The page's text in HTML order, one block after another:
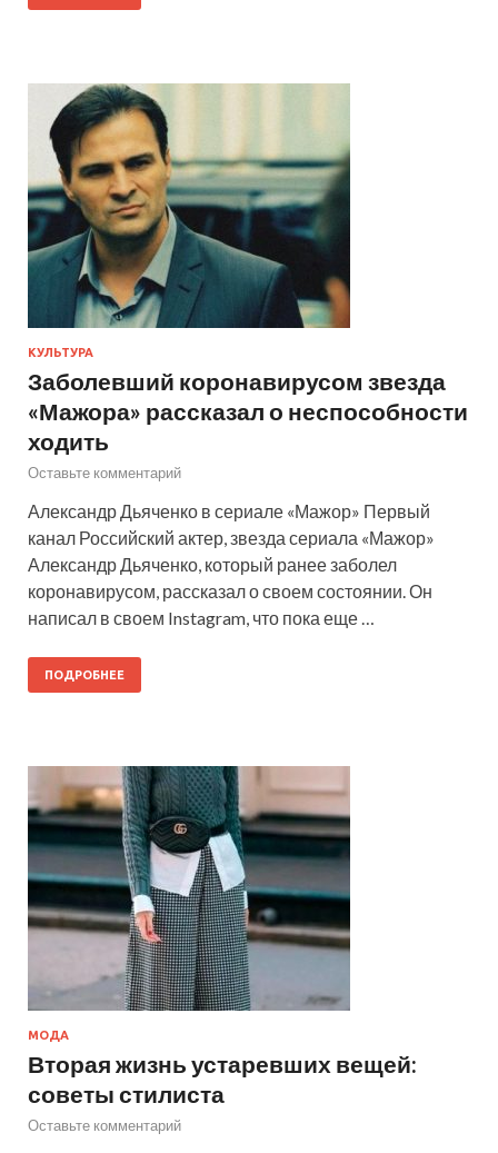
КУЛЬТУРА
Заболевший коронавирусом звезда
«Мажора» рассказал о неспособности
ходить
Оставьте комментарий
Александр Дьяченко в сериале «Мажор» Первый
канал Российский актер, звезда сериала «Мажор»
Александр Дьяченко, который ранее заболел
коронавирусом, рассказал о своем состоянии. Он
написал в своем Instagram, что пока еще …
ПОДРОБНЕЕ
МОДА
Вторая жизнь устаревших вещей:
советы стилиста
Оставьте комментарий